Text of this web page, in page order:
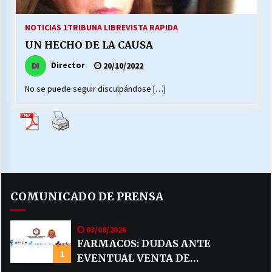
LABORAL:
Escuela hospitalaria El Carmen de Maipu.
VOLVER A SER ALTERNATIVA
MUNICIPALIDADES, HONORARIOS, DESPIDOS
NOTICIAS 1TRIBUNA LIBREVISTA RAPIDA
UN HECHO DE LA CAUSA
Director 20/10/2022
No se puede seguir disculpándose […]
COMUNICADO DE PRENSA
1
03/08/2026
FARMACOS: DUDAS ANTE
EVENTUAL VENTA DE